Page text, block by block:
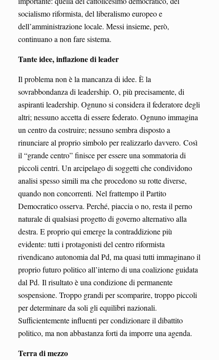
socialismo riformista, del liberalismo europeo e
dell’amministrazione locale. Messi insieme, però,
continuano a non fare sistema.
Tante idee, inflazione di leader
Il problema non è la mancanza di idee. È la
sovrabbondanza di leadership. O, più precisamente, di
aspiranti leadership. Ognuno si considera il federatore degli
altri; nessuno accetta di essere federato. Ognuno immagina
un centro da costruire; nessuno sembra disposto a
rinunciare al proprio simbolo per realizzarlo davvero. Così
il “grande centro” finisce per essere una sommatoria di
piccoli centri. Un arcipelago di soggetti che condividono
analisi spesso simili ma che procedono su rotte diverse,
quando non concorrenti. Nel frattempo il Partito
Democratico osserva. Perché, piaccia o no, resta il perno
naturale di qualsiasi progetto di governo alternativo alla
destra. E proprio qui emerge la contraddizione più
evidente: tutti i protagonisti del centro riformista
rivendicano autonomia dal Pd, ma quasi tutti immaginano il
proprio futuro politico all’interno di una coalizione guidata
dal Pd. Il risultato è una condizione di permanente
sospensione. Troppo grandi per scomparire, troppo piccoli
per determinare da soli gli equilibri nazionali.
Sufficientemente influenti per condizionare il dibattito
politico, ma non abbastanza forti da imporre una agenda.
Terra di mezzo